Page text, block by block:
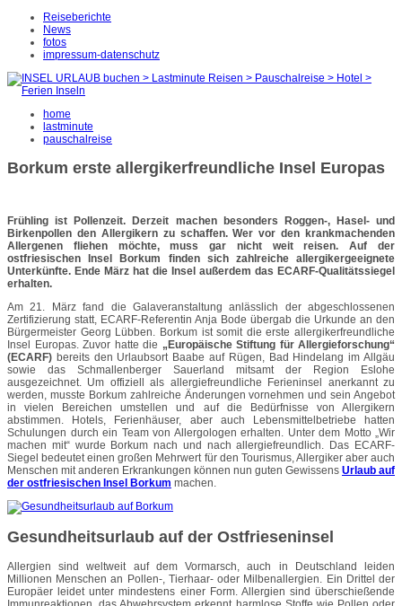
Reiseberichte
News
fotos
impressum-datenschutz
home
lastminute
pauschalreise
Borkum erste allergikerfreundliche Insel Europas
Frühling ist Pollenzeit. Derzeit machen besonders Roggen-, Hasel- und
Birkenpollen den Allergikern zu schaffen. Wer vor den krankmachenden
Allergenen fliehen möchte, muss gar nicht weit reisen. Auf der
ostfriesischen Insel Borkum finden sich zahlreiche allergikergeeignete
Unterkünfte. Ende März hat die Insel außerdem das ECARF-Qualitätssiegel
erhalten.
Am 21. März fand die Galaveranstaltung anlässlich der abgeschlossenen
Zertifizierung statt, ECARF-Referentin Anja Bode übergab die Urkunde an den
Bürgermeister Georg Lübben. Borkum ist somit die erste allergikerfreundliche
Insel Europas. Zuvor hatte die „Europäische Stiftung für Allergieforschung“
(ECARF) bereits den Urlaubsort Baabe auf Rügen, Bad Hindelang im Allgäu
sowie das Schmallenberger Sauerland mitsamt der Region Eslohe
ausgezeichnet. Um offiziell als allergiefreundliche Ferieninsel anerkannt zu
werden, musste Borkum zahlreiche Änderungen vornehmen und sein Angebot
in vielen Bereichen umstellen und auf die Bedürfnisse von Allergikern
abstimmen. Hotels, Ferienhäuser, aber auch Lebensmittelbetriebe hatten
Schulungen durch ein Team von Allergologen erhalten. Unter dem Motto „Wir
machen mit“ wurde Borkum nach und nach allergiefreundlich. Das ECARF-
Siegel bedeutet einen großen Mehrwert für den Tourismus, Allergiker aber auch
Menschen mit anderen Erkrankungen können nun guten Gewissens Urlaub auf
der ostfriesischen Insel Borkum machen.
Gesundheitsurlaub auf der Ostfrieseninsel
Allergien sind weltweit auf dem Vormarsch, auch in Deutschland leiden
Millionen Menschen an Pollen-, Tierhaar- oder Milbenallergien. Ein Drittel der
Europäer leidet unter mindestens einer Form. Allergien sind überschießende